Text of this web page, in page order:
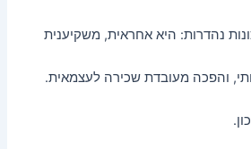
נהדרות: היא אחראית, משקיענית
והפכה מעובדת שכירה לעצמאית.